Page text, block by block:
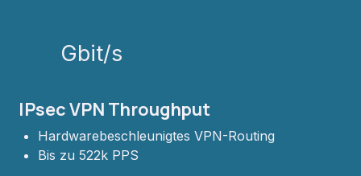
Gbit/s
IPsec VPN Throughput
Hardwarebeschleunigtes VPN-Routing
Bis zu 522k PPS